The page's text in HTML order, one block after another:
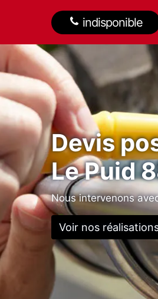
indisponible
Devis
Le Puid
Nous intervenons
Voir nos